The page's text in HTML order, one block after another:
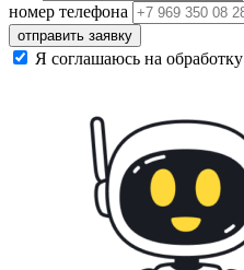
номер телефона
отправить заявку
Я соглашаюсь на обработку